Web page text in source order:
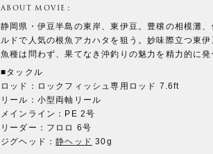
ABOUT MOVIE：
静岡県・伊豆半島の東岸、東伊豆。豊穣の相模灘
ルドで人気の根魚アカハタを狙う。妙味際立つ東
魚種は問わず、果てなき沖釣りの魅力を精力的に
■タックル
ロッド：ロックフィッシュ専用ロッド 7.6ft
リール：小型両軸リール
メインライン：PE 2号
リーダー：フロロ 6号
ジグヘッド：静ヘッド 30g